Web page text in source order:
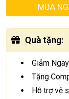
MUA
Quà tặng:
Giảm
Tặng
Hỗ trợ vệ